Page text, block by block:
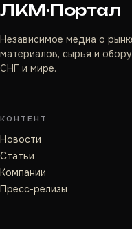
ЛКМ·Портал
Независимое медиа о
материалов, сырья и
СНГ и мире.
КОНТЕНТ
Новости
Статьи
Компании
Пресс-релизы